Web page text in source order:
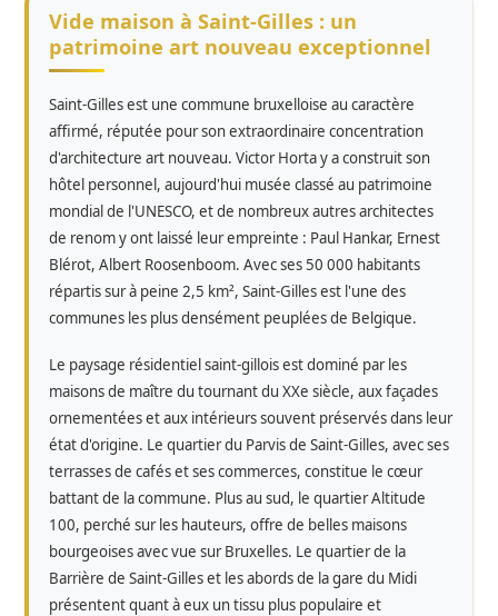
Vide maison à Saint-Gilles : un
patrimoine art nouveau exceptionnel
Saint-Gilles est une commune bruxelloise au caractère
affirmé, réputée pour son extraordinaire concentration
d'architecture art nouveau. Victor Horta y a construit son
hôtel personnel, aujourd'hui musée classé au patrimoine
mondial de l'UNESCO, et de nombreux autres architectes
de renom y ont laissé leur empreinte : Paul Hankar, Ernest
Blérot, Albert Roosenboom. Avec ses 50 000 habitants
répartis sur à peine 2,5 km², Saint-Gilles est l'une des
communes les plus densément peuplées de Belgique.
Le paysage résidentiel saint-gillois est dominé par les
maisons de maître du tournant du XXe siècle, aux façades
ornementées et aux intérieurs souvent préservés dans leur
état d'origine. Le quartier du Parvis de Saint-Gilles, avec ses
terrasses de cafés et ses commerces, constitue le cœur
battant de la commune. Plus au sud, le quartier Altitude
100, perché sur les hauteurs, offre de belles maisons
bourgeoises avec vue sur Bruxelles. Le quartier de la
Barrière de Saint-Gilles et les abords de la gare du Midi
présentent quant à eux un tissu plus populaire et